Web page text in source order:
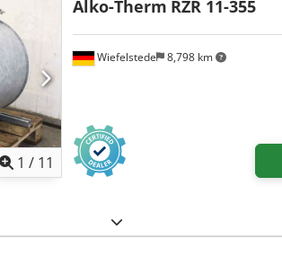
1 / 11
Wiefelstede 8,798 km
Alko-Therm RZR 11-355